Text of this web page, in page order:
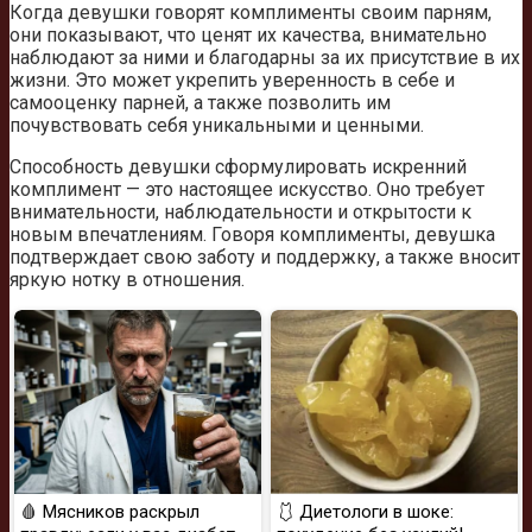
Когда девушки говорят комплименты своим парням,
они показывают, что ценят их качества, внимательно
наблюдают за ними и благодарны за их присутствие в их
жизни. Это может укрепить уверенность в себе и
самооценку парней, а также позволить им
почувствовать себя уникальными и ценными.
Способность девушки сформулировать искренний
комплимент — это настоящее искусство. Оно требует
внимательности, наблюдательности и открытости к
новым впечатлениям. Говоря комплименты, девушка
подтверждает свою заботу и поддержку, а также вносит
яркую нотку в отношения.
🩸 Мясников раскрыл
🩱 Диетологи в шоке: